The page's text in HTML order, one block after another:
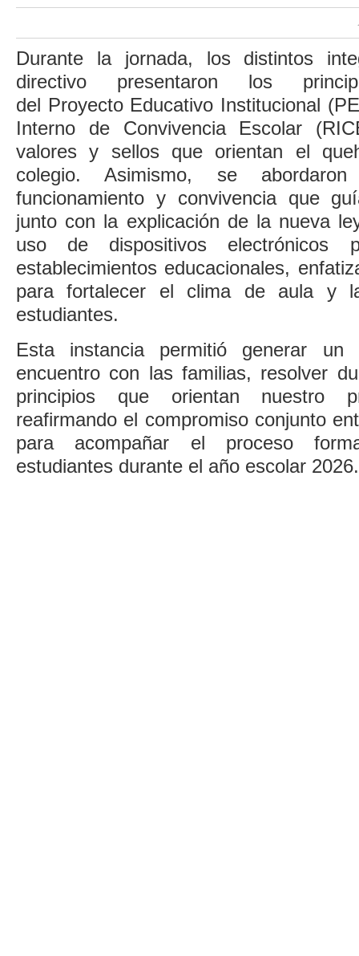
Durante la jornada, los distintos
directivo presentaron los
del Proyecto Educativo Institucional
Interno de Convivencia Escolar
valores y sellos que orientan el
colegio. Asimismo, se
funcionamiento y convivencia que
junto con la explicación de la nueva
uso de dispositivos electrónicos
establecimientos educacionales,
para fortalecer el clima de aula y
estudiantes.
Esta instancia permitió generar un
encuentro con las familias, resolver
principios que orientan nuestro
reafirmando el compromiso conjunto
para acompañar el proceso
estudiantes durante el año escolar 2026.